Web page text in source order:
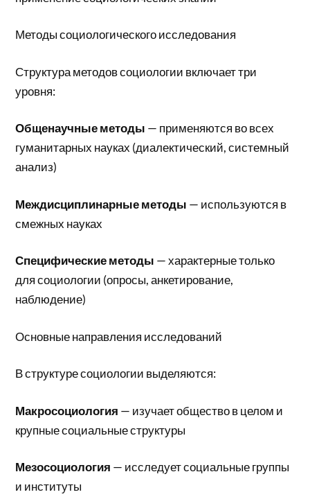
Методы социологического исследования
Структура методов социологии включает три
уровня:
Общенаучные методы — применяются во всех
гуманитарных науках (диалектический, системный
анализ)
Междисциплинарные методы — используются в
смежных науках
Специфические методы — характерные только
для социологии (опросы, анкетирование,
наблюдение)
Основные направления исследований
В структуре социологии выделяются:
Макросоциология — изучает общество в целом и
крупные социальные структуры
Мезосоциология — исследует социальные группы
и институты